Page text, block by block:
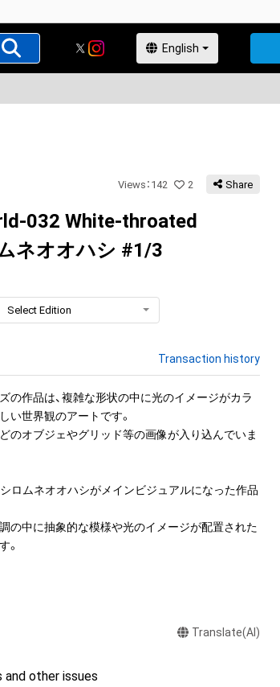
Views ： 142 2 Share
032 White-throated
ネオオハシ #1/3
Select Edition
Transaction history
作品は、複雑な形状の中に光のイメージがカラ
い世界観のアートです。
のオブジェやグリッド等の画像が入り込んでいま
ロムネオオハシがメインビジュアルになった作品
の中に抽象的な模様や光のイメージが配置された
。
Translate(AI)
other issues